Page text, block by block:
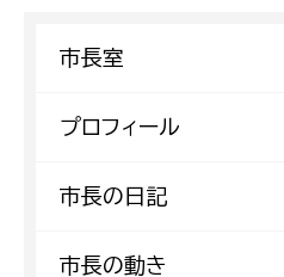
市長室
プロフィール
市長の日記
市長の動き